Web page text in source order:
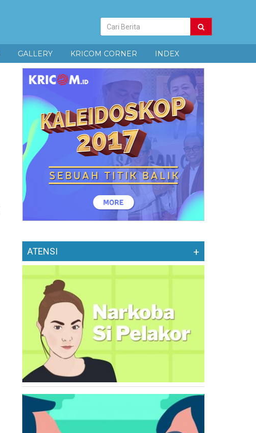
Pencarian
Berita
GALLERY KRICOM CORNER INDEX
ATENSI +